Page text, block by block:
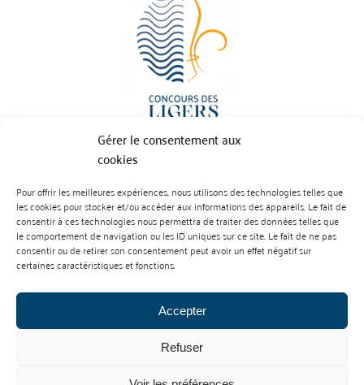
Gérer le consentement aux
cookies
Pour offrir les meilleures expériences, nous utilisons des technologies telles que
les cookies pour stocker et/ou accéder aux informations des appareils. Le fait de
consentir à ces technologies nous permettra de traiter des données telles que
le comportement de navigation ou les ID uniques sur ce site. Le fait de ne pas
consentir ou de retirer son consentement peut avoir un effet négatif sur
certaines caractéristiques et fonctions.
Accepter
Refuser
BP 70023 - 49610 JUIGNE SUR LOIRE
Tél :07 88 99 01 07
Contact